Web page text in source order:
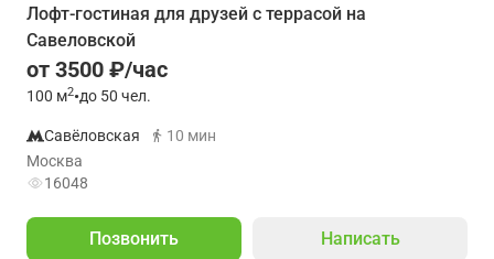
Лофт-гостиная для друзей с террасой на
Савеловской
от 3500 ₽/час
100 м2•до 50 чел.
Савёловская
10 мин
Москва
16048
Позвонить Написать